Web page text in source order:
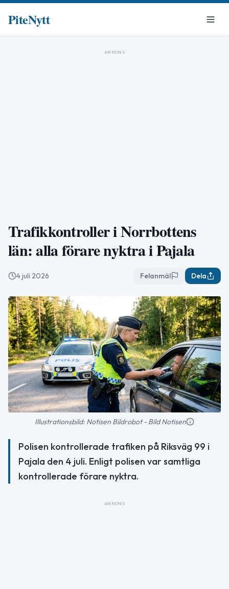
PiteNytt
ANNONS
Trafikkontroller i Norrbottens
län: alla förare nyktra i Pajala
4 juli 2026 Felanmäl Dela
Illustrationsbild: Notisen Bildrobot - Bild Notisen
Polisen kontrollerade trafiken på Riksväg 99 i
Pajala den 4 juli. Enligt polisen var samtliga
kontrollerade förare nyktra.
ANNONS